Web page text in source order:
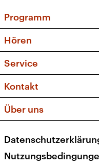
Programm
Sendungen
Musikliste
Kakadu – Das
Hören
Frequenzen
Service
FAQ
Apps
Newsletter
Veranstaltungen
Kontakt
Social Media
Über uns
Presse
Karriere